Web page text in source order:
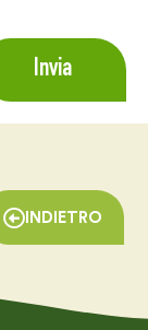
INDIETRO